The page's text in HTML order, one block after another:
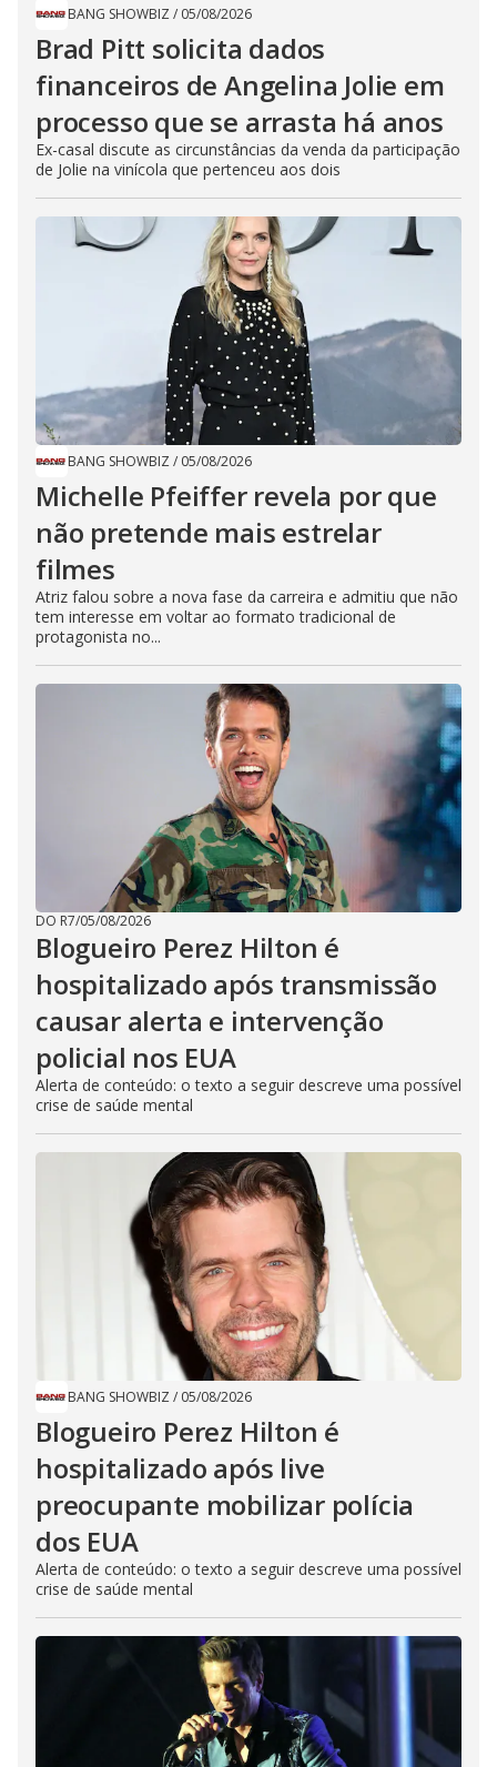
BANG SHOWBIZ / 05/08/2026
Brad Pitt solicita dados
financeiros de Angelina Jolie em
processo que se arrasta há anos
Ex-casal discute as circunstâncias da venda da participação
de Jolie na vinícola que pertenceu aos dois
BANG SHOWBIZ / 05/08/2026
Michelle Pfeiffer revela por que
não pretende mais estrelar
filmes
Atriz falou sobre a nova fase da carreira e admitiu que não
tem interesse em voltar ao formato tradicional de
protagonista no...
DO R7/05/08/2026
Blogueiro Perez Hilton é
hospitalizado após transmissão
causar alerta e intervenção
policial nos EUA
Alerta de conteúdo: o texto a seguir descreve uma possível
crise de saúde mental
BANG SHOWBIZ / 05/08/2026
Blogueiro Perez Hilton é
hospitalizado após live
preocupante mobilizar polícia
dos EUA
Alerta de conteúdo: o texto a seguir descreve uma possível
crise de saúde mental